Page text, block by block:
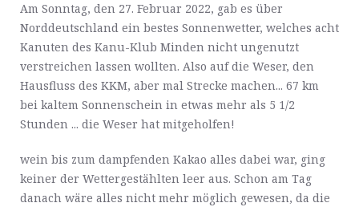
Am Sonntag, den 27. Februar 2022, gab es über
Norddeutschland ein bestes Sonnenwetter, welches acht
Kanuten des Kanu-Klub Minden nicht ungenutzt
verstreichen lassen wollten. Also auf die Weser, den
Hausfluss des KKM, aber mal Strecke machen... 67 km
bei kaltem Sonnenschein in etwas mehr als 5 1/2
Stunden ... die Weser hat mitgeholfen!
wein bis zum dampfenden Kakao alles dabei war, ging
keiner der Wettergestählten leer aus. Schon am Tag
danach wäre alles nicht mehr möglich gewesen, da die